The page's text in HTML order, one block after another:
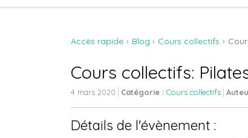
Accès rapide Blog Cours collectifs
Cours collectifs:
4 mars 2020 Catégorie : Cours collectifs
Détails de l'évènement :